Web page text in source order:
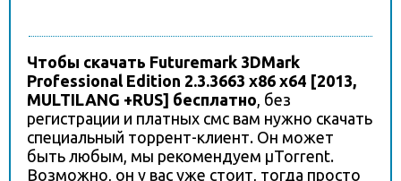
Чтобы скачать Futuremark 3DMark
Professional Edition 2.3.3663 x86 x64 [2013,
MULTILANG +RUS] бесплатно , без
регистрации и платных смс вам нужно скачать
специальный торрент-клиент. Он может
быть любым, мы рекомендуем µTorrent.
Возможно, он у вас уже стоит, тогда просто